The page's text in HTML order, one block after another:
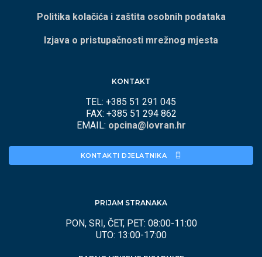
Politika kolačića i zaštita osobnih podataka
Izjava o pristupačnosti mrežnog mjesta
KONTAKT
TEL: +385 51 291 045
FAX: +385 51 294 862
EMAIL: opcina@lovran.hr
KONTAKTI DJELATNIKA
PRIJAM STRANAKA
PON, SRI, ČET, PET: 08:00-11:00
UTO: 13:00-17:00